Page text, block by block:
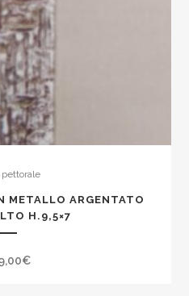
pettorale
METALLO ARGENTATO
H.9,5×7
€